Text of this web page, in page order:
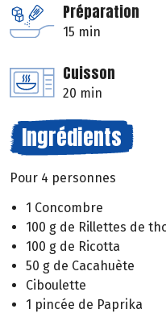
Préparation
15 min
Cuisson
20 min
Ingrédients
Pour 4 personnes
1 Concombre
100 g de Rillettes de
100 g de Ricotta
50 g de Cacahuète
Ciboulette
1 pincée de Paprika